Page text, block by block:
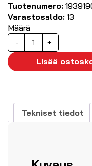
Tuotenumero:
Varastosaldo: 13
Määrä
-
Vipujatkoliitin
Wago
221-
2411
+
Lisää
Tekniset tiedot